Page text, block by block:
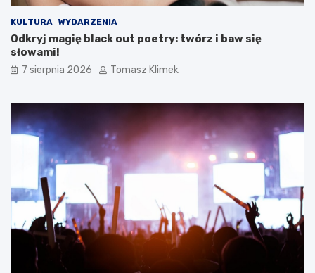
KULTURA WYDARZENIA
Odkryj magię black out poetry: twórz i baw się
słowami!
7 sierpnia 2026 Tomasz Klimek